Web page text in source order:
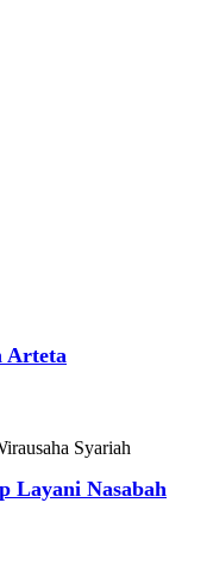
Arteta
Syariah
Layani Nasabah